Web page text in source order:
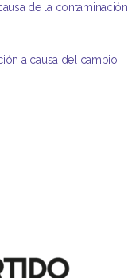
de la contaminación
a causa del cambio